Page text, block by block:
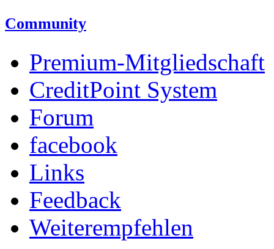
Community
Premium-Mitgliedschaft
CreditPoint System
Forum
facebook
Links
Feedback
Weiterempfehlen